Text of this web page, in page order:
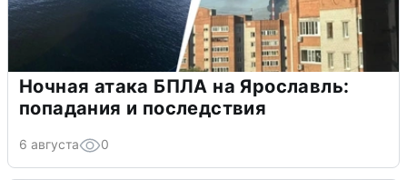
Ночная атака БПЛА на Ярославль:
попадания и последствия
6 августа 0